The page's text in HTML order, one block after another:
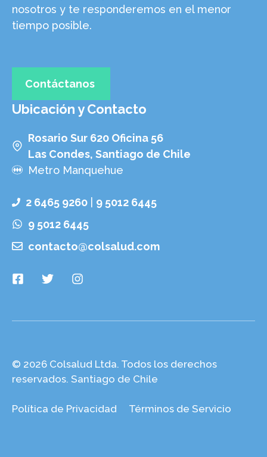
nosotros y te responderemos en el menor
tiempo posible.
Contáctanos
Ubicación y Contacto
Rosario Sur 620 Oficina 56
Las Condes, Santiago de Chile
Metro Manquehue
2 6465 9260
9 5012 6445
9 5012 6445
contacto@colsalud.com
© 2026 Colsalud Ltda. Todos los derechos
reservados. Santiago de Chile
Política de Privacidad Términos de Servicio